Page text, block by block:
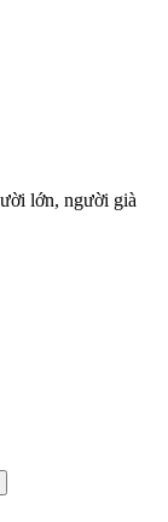
lớn, người già